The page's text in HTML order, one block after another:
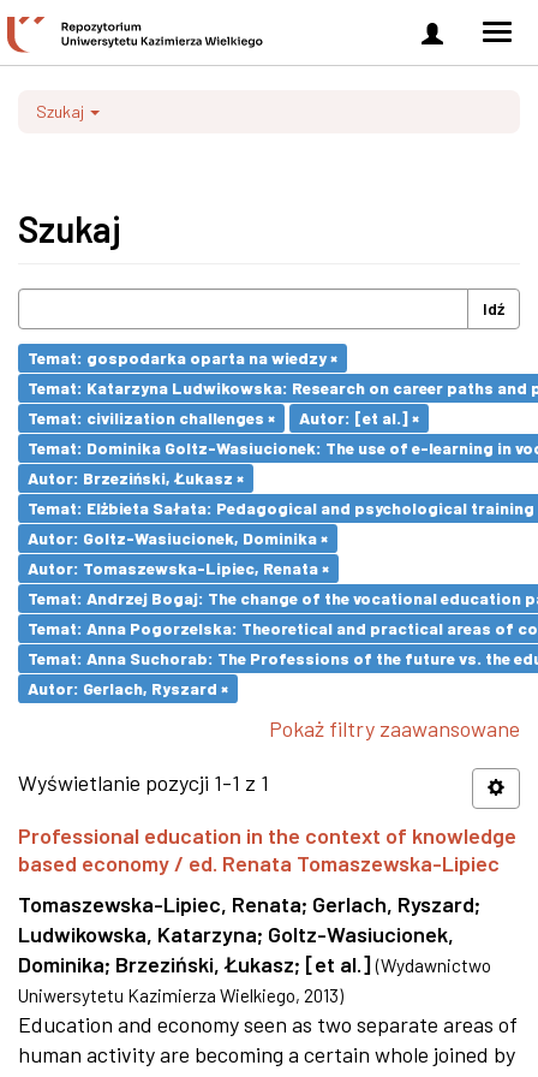
Zaloguj
się
Szukaj
Szukaj
Idź
Temat: gospodarka oparta na wiedzy ×
Temat: Katarzyna Ludwikowska: Research on career paths
Temat: civilization challenges ×
Autor: [et al.] ×
Temat: Dominika Goltz-Wasiucionek: The use of e-learning in
Autor: Brzeziński, Łukasz ×
Temat: Elżbieta Sałata: Pedagogical and psychological
Autor: Goltz-Wasiucionek, Dominika ×
Autor: Tomaszewska-Lipiec, Renata ×
Temat: Andrzej Bogaj: The change of the vocational education
Temat: Anna Pogorzelska: Theoretical and practical areas of
Temat: Anna Suchorab: The Professions of the future vs. the
Autor: Gerlach, Ryszard ×
Pokaż filtry zaawansowane
Wyświetlanie pozycji 1-1 z 1
Professional education in the context of knowledge
based economy / ed. Renata Tomaszewska-Lipiec
Tomaszewska-Lipiec, Renata; Gerlach, Ryszard;
Ludwikowska, Katarzyna; Goltz-Wasiucionek,
Dominika; Brzeziński, Łukasz; [et al.] (Wydawnictwo
Uniwersytetu Kazimierza Wielkiego, 2013)
Education and economy seen as two separate areas of
human activity are becoming a certain whole joined by